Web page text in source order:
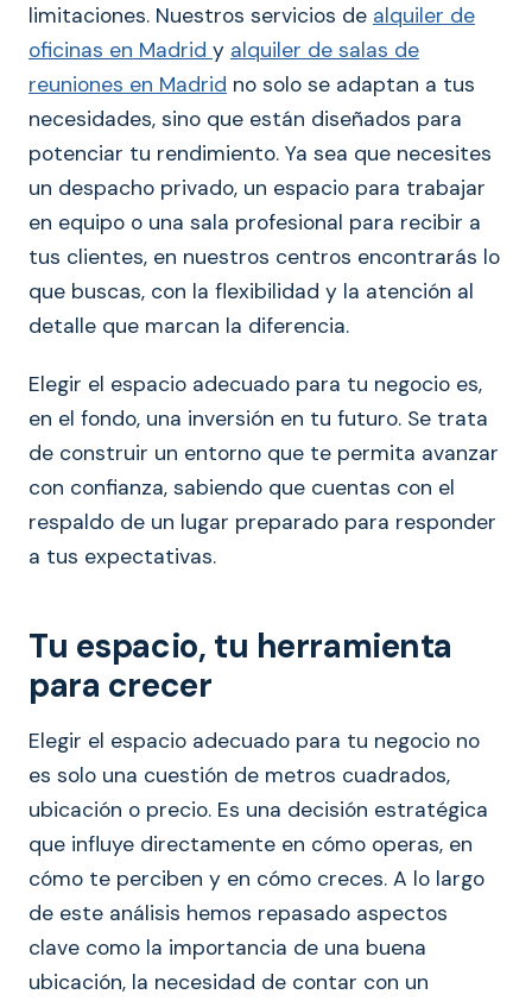
limitaciones. Nuestros servicios de alquiler de
oficinas en Madrid y alquiler de salas de
reuniones en Madrid no solo se adaptan a tus
necesidades, sino que están diseñados para
potenciar tu rendimiento. Ya sea que necesites
un despacho privado, un espacio para trabajar
en equipo o una sala profesional para recibir a
tus clientes, en nuestros centros encontrarás lo
que buscas, con la flexibilidad y la atención al
detalle que marcan la diferencia.
Elegir el espacio adecuado para tu negocio es,
en el fondo, una inversión en tu futuro. Se trata
de construir un entorno que te permita avanzar
con confianza, sabiendo que cuentas con el
respaldo de un lugar preparado para responder
a tus expectativas.
Tu espacio, tu herramienta
para crecer
Elegir el espacio adecuado para tu negocio no
es solo una cuestión de metros cuadrados,
ubicación o precio. Es una decisión estratégica
que influye directamente en cómo operas, en
cómo te perciben y en cómo creces. A lo largo
de este análisis hemos repasado aspectos
clave como la importancia de una buena
ubicación, la necesidad de contar con un